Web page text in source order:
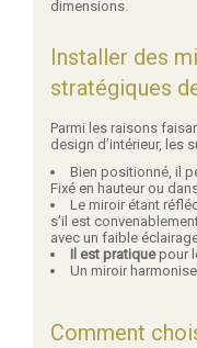
dimensions.
Installer des
stratégiques
Parmi les raisons
design d’intérieur, les
Bien positionné, il
Fixé en hauteur ou
Le miroir étant
s’il est
avec un faible
Il est pratiquepour
Un miroir
Comment